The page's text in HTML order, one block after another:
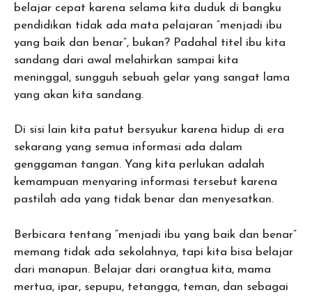
belajar cepat karena selama kita duduk di bangku
pendidikan tidak ada mata pelajaran “menjadi ibu
yang baik dan benar”, bukan? Padahal titel ibu kita
sandang dari awal melahirkan sampai kita
meninggal, sungguh sebuah gelar yang sangat lama
yang akan kita sandang.
Di sisi lain kita patut bersyukur karena hidup di era
sekarang yang semua informasi ada dalam
genggaman tangan. Yang kita perlukan adalah
kemampuan menyaring informasi tersebut karena
pastilah ada yang tidak benar dan menyesatkan.
Berbicara tentang “menjadi ibu yang baik dan benar”
memang tidak ada sekolahnya, tapi kita bisa belajar
dari manapun. Belajar dari orangtua kita, mama
mertua, ipar, sepupu, tetangga, teman, dan sebagai